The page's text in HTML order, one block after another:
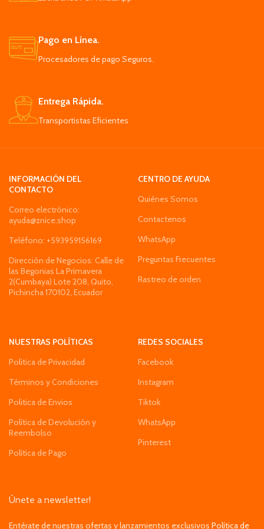
Pago en Línea.
Procesadores de pago Seguros.
Entrega Rápida.
Transportistas Eficientes
INFORMACIÓN DEL
CONTACTO
Correo electrónico:
ayuda@znice.shop
Teléfono: +593959156169
Dirección de Negocios: Calle de
las Begonias La Primavera
2(Cumbaya) Lote 208, Quito,
Pichincha 170102, Ecuador
CENTRO DE AYUDA
Quiénes Somos
Contactenos
WhatsApp
Preguntas Frecuentes
Rastreo de orden
NUESTRAS POLÍTICAS
Política de Privacidad
Términos y Condiciones
Politica de Envios
Política de Devolución y
Reembolso
Política de Pago
REDES SOCIALES
Facebook
Instagram
Tiktok
WhatsApp
Pinterest
Únete a newsletter!
Entérate de nuestras ofertas y lanzamientos exclusivos Política de